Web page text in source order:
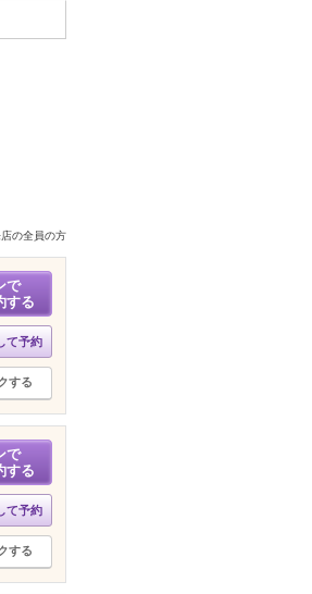
の全員の方
で
する
て予約
する
で
する
て予約
する